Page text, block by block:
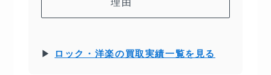
▶ ロック・洋楽の買取実績一覧を見る